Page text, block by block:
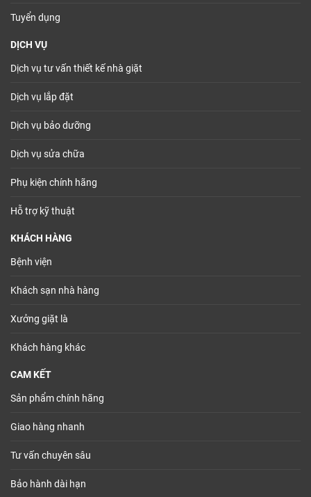
Tuyển dụng
DỊCH VỤ
Dịch vụ tư vấn thiết kế nhà giặt
Dịch vụ lắp đặt
Dịch vụ bảo dưỡng
Dịch vụ sửa chữa
Phụ kiện chính hãng
Hỗ trợ kỹ thuật
KHÁCH HÀNG
Bệnh viện
Khách sạn nhà hàng
Xưởng giặt là
Khách hàng khác
CAM KẾT
Sản phẩm chính hãng
Giao hàng nhanh
Tư vấn chuyên sâu
Bảo hành dài hạn